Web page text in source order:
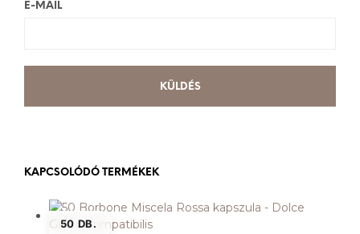
E-MAIL
KAPCSOLÓDÓ TERMÉKEK
50 DB.